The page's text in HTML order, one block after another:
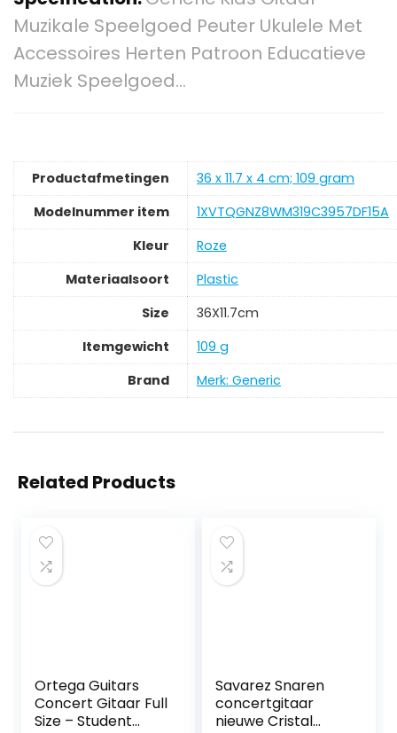
Muzikale Speelgoed Peuter Ukulele Met
Accessoires Herten Patroon Educatieve
Muziek Speelgoed…
Productafmetingen
‎36 x 11.7 x 4 cm; 109 gram
Modelnummer item
‎1XVTQGNZ8WM319C3957DF15A
Kleur
‎Roze
Materiaalsoort
‎Plastic
Size
‎36X11.7cm
Itemgewicht
‎109 g
Brand
Merk: Generic
Related Products
Ortega Guitars
Concert Gitaar Full
Size – Student
Savarez Snaren
concertgitaar
nieuwe Cristal